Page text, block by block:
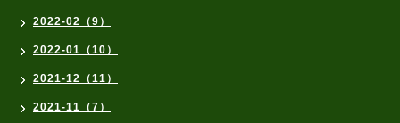
2022-02（9）
2022-01（10）
2021-12（11）
2021-11（7）